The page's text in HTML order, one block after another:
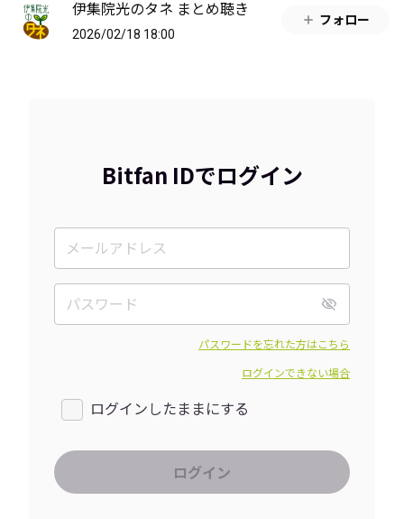
伊集院光のタネ まとめ聴き
2026/02/18 18:00
フォロー
Bitfan IDでログイン
パスワードを忘れた方はこちら
ログインできない場合
ログインしたままにする